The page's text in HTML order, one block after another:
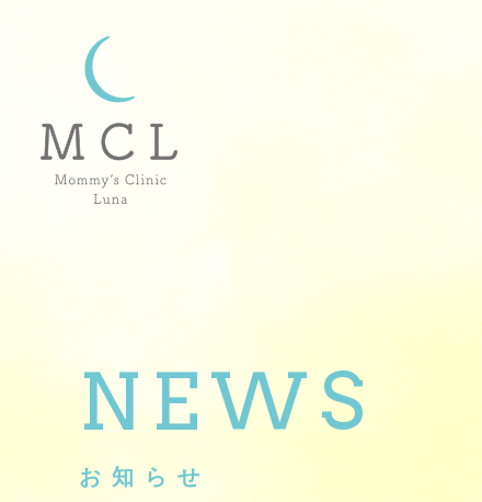
NEWS
お知らせ